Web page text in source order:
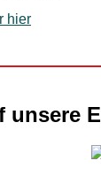
hier
unsere